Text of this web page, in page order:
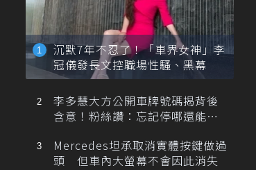
沉默7年不忍了！「車界女神」李
冠儀發長文控職場性騷、黑幕
李多慧大方公開車牌號碼揭背後
含意！粉絲讚：忘記停哪還能幫
Mercedes坦承取消實體按鍵做過
頭 但車內大螢幕不會因此消失